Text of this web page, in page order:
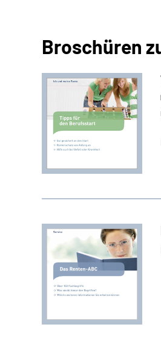
Broschüren